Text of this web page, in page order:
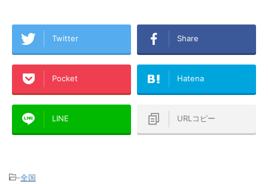
Twitter Share
Pocket Hatena
LINE URLコピー
-全国